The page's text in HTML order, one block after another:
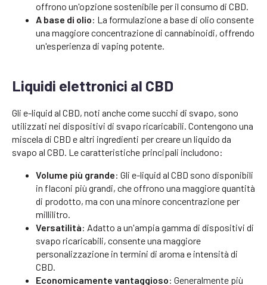
offrono un'opzione sostenibile per il consumo di CBD.
A base di olio: La formulazione a base di olio consente
una maggiore concentrazione di cannabinoidi, offrendo
un'esperienza di vaping potente.
Liquidi elettronici al CBD
Gli e-liquid al CBD, noti anche come succhi di svapo, sono
utilizzati nei dispositivi di svapo ricaricabili. Contengono una
miscela di CBD e altri ingredienti per creare un liquido da
svapo al CBD. Le caratteristiche principali includono:
Volume più grande: Gli e-liquid al CBD sono disponibili
in flaconi più grandi, che offrono una maggiore quantità
di prodotto, ma con una minore concentrazione per
millilitro.
Versatilità: Adatto a un'ampia gamma di dispositivi di
svapo ricaricabili, consente una maggiore
personalizzazione in termini di aroma e intensità di
CBD.
Economicamente vantaggioso: Generalmente più